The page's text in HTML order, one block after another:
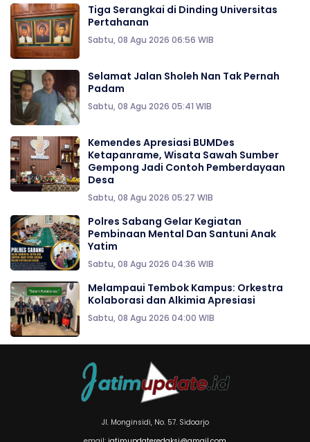
Tiga Serangkai di Dinding Universitas
Pertahanan
Sabtu, 08 Agu 2026 06:56 WIB
Selamat Jalan Sholeh Nan Tak Pernah
Padam
Sabtu, 08 Agu 2026 05:41 WIB
Kemendes Apresiasi BUMDes
Ketapanrame, Wisata Sawah Sumber
Gempong Jadi Contoh Pemberdayaan
Desa
Sabtu, 08 Agu 2026 05:27 WIB
Polres Sabang Gelar Kegiatan
Pembinaan Mental Dan Santuni Anak
Yatim
Sabtu, 08 Agu 2026 04:36 WIB
Melampaui Tembok Kampus: Orkestra
Kolaborasi dan Alkimia Apresiasi
Sabtu, 08 Agu 2026 04:00 WIB
Jl. Monginsidi, No. 57. Sidoarjo